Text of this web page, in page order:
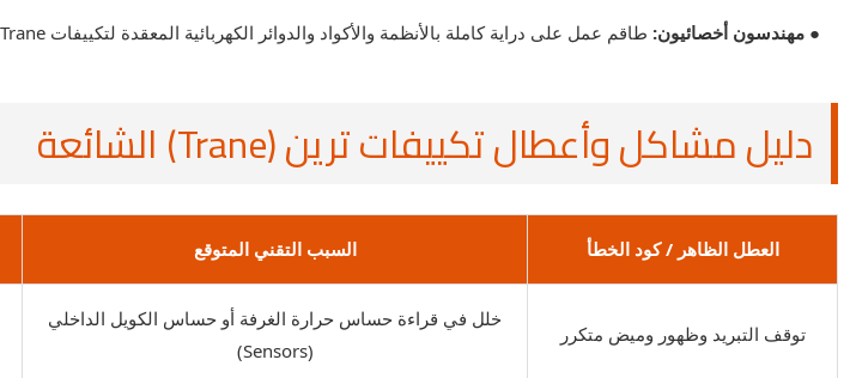
● مهندسون أخصائيون: طاقم عمل على دراية كاملة بالأنظمة والأكواد والدوائر الكهربائية المعقدة لتكييفات Trane الأمريكية الحديثة.
دليل مشاكل وأعطال تكييفات ترين (Trane) الشائعة
العطل الظاهر / كود الخطأ السبب التقني المتوقع
توقف التبريد وظهور وميض متكرر
خلل في قراءة حساس حرارة الغرفة أو حساس الكويل الداخلي
(Sensors)